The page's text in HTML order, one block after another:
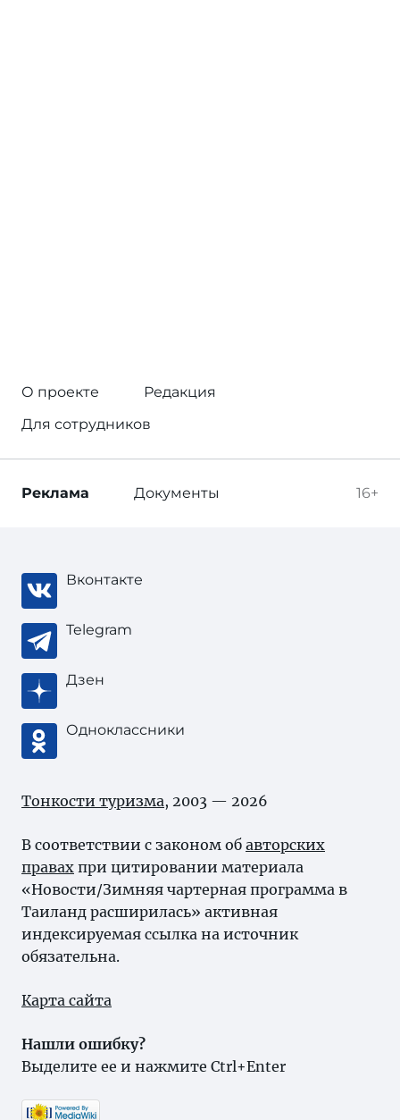
О проекте
Редакция
Для сотрудников
16+
Реклама Документы
Вконтакте
Telegram
Дзен
Одноклассники
Тонкости туризма, 2003 — 2026
В соответствии с законом об авторских
правах при цитировании материала
«Новости/Зимняя чартерная программа в
Таиланд расширилась» активная
индексируемая ссылка на источник
обязательна.
Карта сайта
Нашли ошибку?
Выделите ее и нажмите Ctrl+Enter